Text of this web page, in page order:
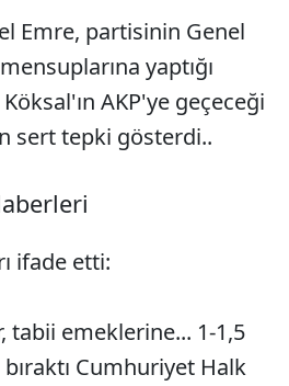
Emre, partisinin Genel
yaptığı
AKP'ye geçeceği
sert tepki gösterdi..
ifade etti:
tabii emeklerine... 1-1,5
bıraktı Cumhuriyet Halk